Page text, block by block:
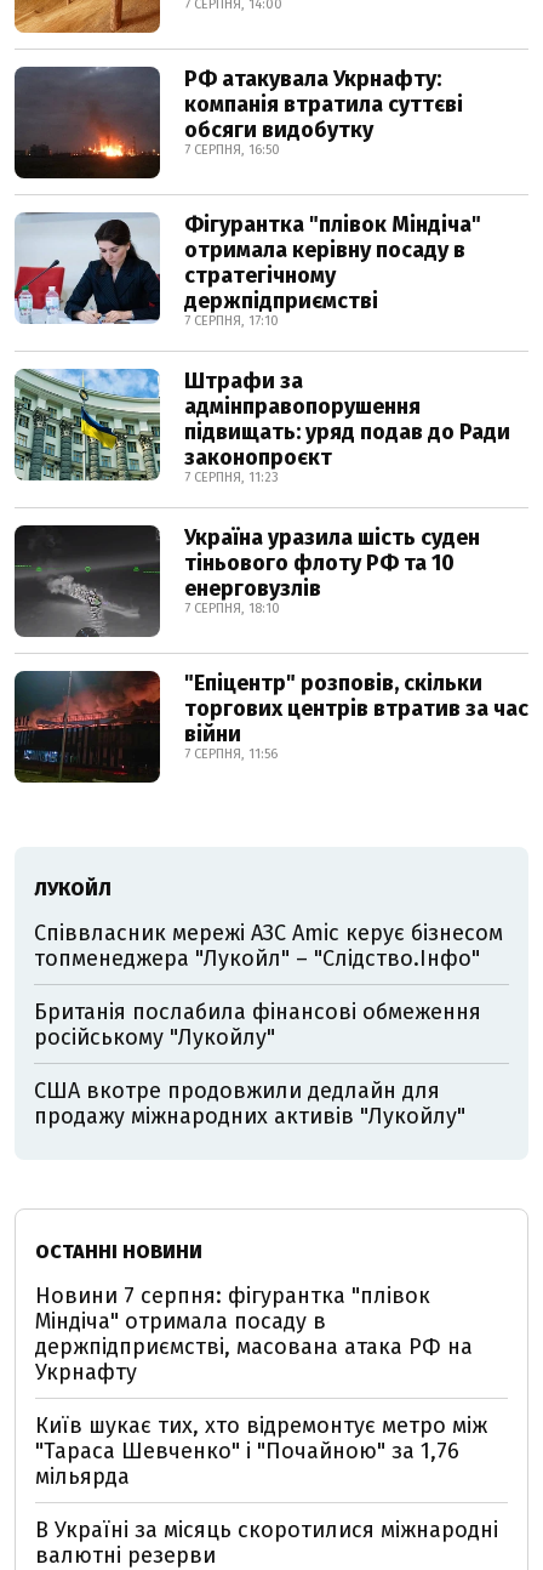
7 СЕРПНЯ, 14:00
РФ атакувала Укрнафту:
компанія втратила суттєві
обсяги видобутку
7 СЕРПНЯ, 16:50
Фігурантка "плівок Міндіча"
отримала керівну посаду в
стратегічному
держпідприємстві
7 СЕРПНЯ, 17:10
Штрафи за
адмінправопорушення
підвищать: уряд подав до Ради
законопроєкт
7 СЕРПНЯ, 11:23
Україна уразила шість суден
тіньового флоту РФ та 10
енерговузлів
7 СЕРПНЯ, 18:10
"Епіцентр" розповів, скільки
торгових центрів втратив за час
війни
7 СЕРПНЯ, 11:56
ЛУКОЙЛ
Співвласник мережі АЗС Amic керує бізнесом
топменеджера "Лукойл" – "Слідство.Інфо"
Британія послабила фінансові обмеження
російському "Лукойлу"
США вкотре продовжили дедлайн для
продажу міжнародних активів "Лукойлу"
ОСТАННІ НОВИНИ
Новини 7 серпня: фігурантка "плівок
Міндіча" отримала посаду в
держпідприємстві, масована атака РФ на
Укрнафту
Київ шукає тих, хто відремонтує метро між
"Тараса Шевченко" і "Почайною" за 1,76
мільярда
В Україні за місяць скоротилися міжнародні
валютні резерви